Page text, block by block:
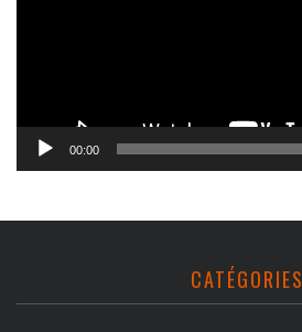
00:00
CATÉGORIES